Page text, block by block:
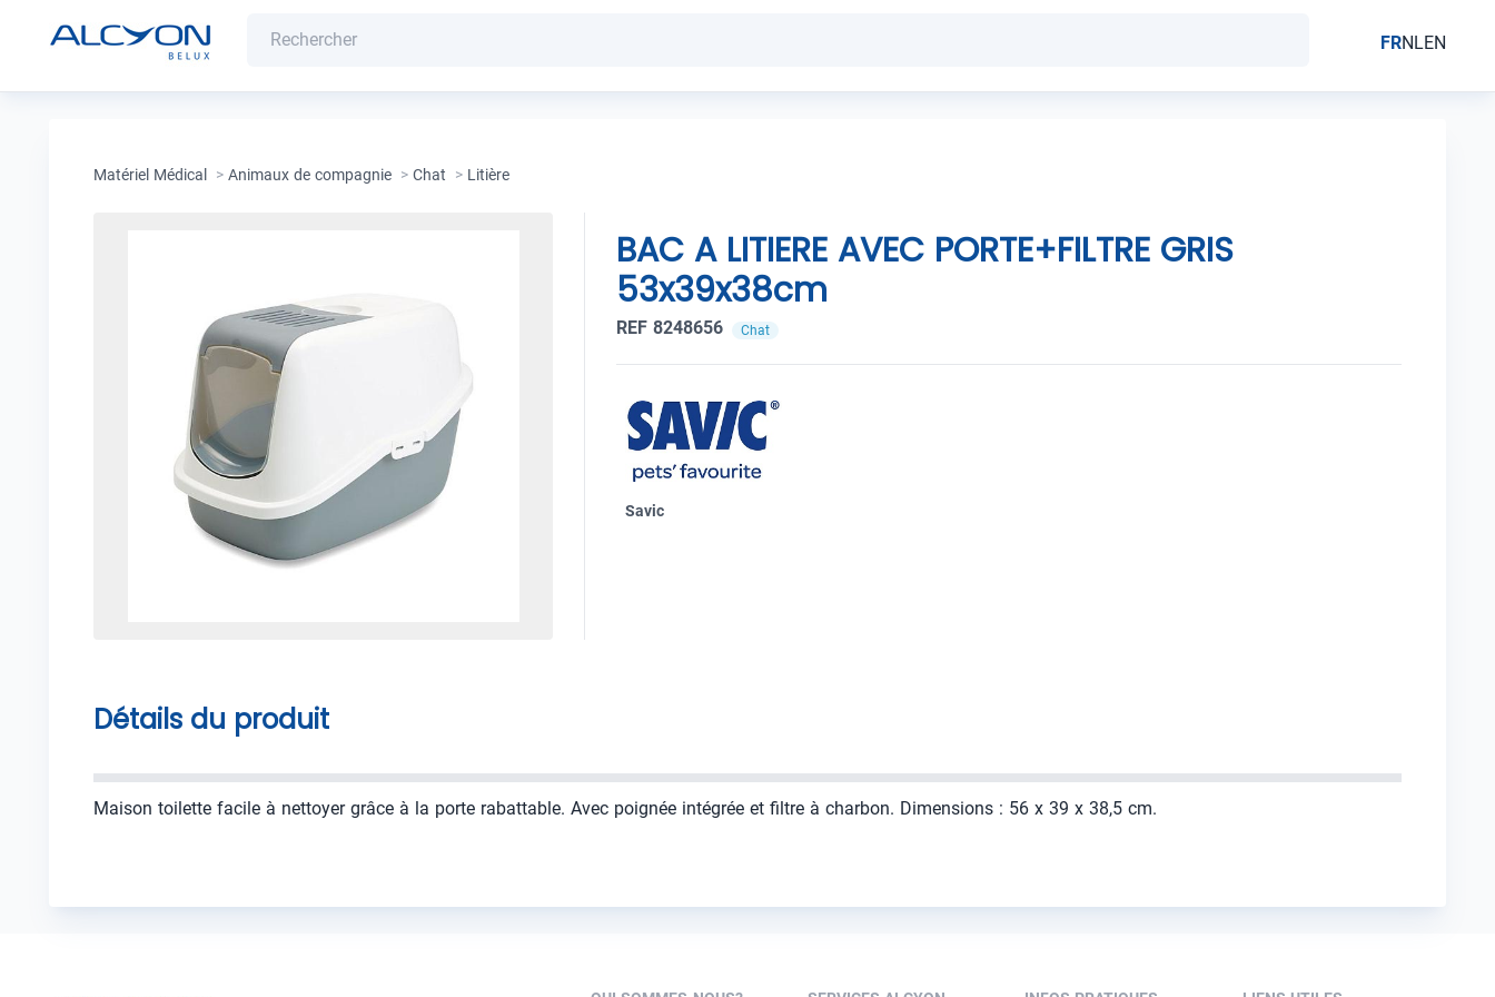
FRNLEN
Matériel Médical > Animaux de compagnie > Chat > Litière
BAC A LITIERE AVEC PORTE+FILTRE GRIS
53x39x38cm
REF 8248656 Chat
Savic
Détails du produit
Maison toilette facile à nettoyer grâce à la porte rabattable. Avec poignée intégrée et filtre à charbon. Dimensions : 56 x 39 x 38,5 cm.